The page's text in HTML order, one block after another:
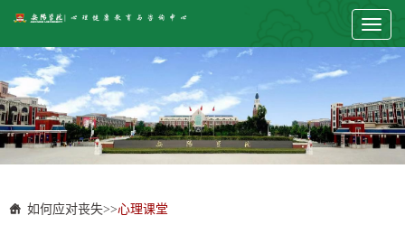
Toggle
如何应对丧失>>心理课堂